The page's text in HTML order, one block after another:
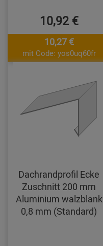
10,92 €
10,27 €
mit Code: yos0uq60fr
Dachrandprofil Ecke
Zuschnitt 200 mm
Aluminium walzblank
0,8 mm (Standard)